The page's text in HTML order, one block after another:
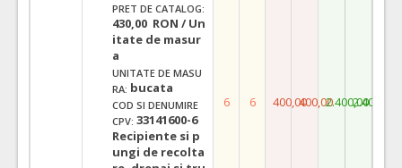
PRET DE CATALOG:
430,00 RON / Un
itate de masur
a
UNITATE DE MASU
RA: bucata
COD SI DENUMIRE
CPV: 33141600-6
Recipiente si p
ungi de recolta
6 6 400,00400,002.400,002.400,00